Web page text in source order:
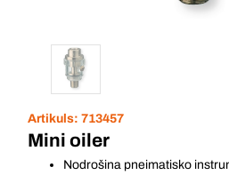
Artikuls: 713457
Mini oiler
Nodrošina pneimatisko